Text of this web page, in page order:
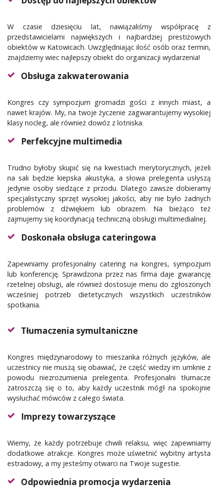
W czasie dziesięciu lat, nawiązaliśmy współpracę z
przedstawicielami największych i najbardziej prestiżowych
obiektów w Katowicach. Uwzględniając ilość osób oraz termin,
znajdziemy wiec najlepszy obiekt do organizacji wydarzenia!
Obsługa zakwaterowania
Kongres czy sympozjum gromadzi gości z innych miast, a
nawet krajów. My, na twoje życzenie zagwarantujemy wysokiej
klasy nocleg, ale również dowóz z lotniska.
Perfekcyjne multimedia
Trudno byłoby skupić się na kwestiach merytorycznych, jeżeli
na sali będzie kiepska akustyka, a słowa prelegenta usłyszą
jedynie osoby siedzące z przodu. Dlatego zawsze dobieramy
specjalistyczny sprzęt wysokiej jakości, aby nie było żadnych
problemów z dźwiękiem lub obrazem. Na bieżąco też
zajmujemy się koordynacją techniczną obsługi multimedialnej.
Doskonała obsługa cateringowa
Zapewniamy profesjonalny catering na kongres, sympozjum
lub konferencję. Sprawdzona przez nas firma daje gwarancję
rzetelnej obsługi, ale również dostosuje menu do zgłoszonych
wcześniej potrzeb dietetycznych wszystkich uczestników
spotkania.
Tłumaczenia symultaniczne
Kongres międzynarodowy to mieszanka różnych języków, ale
uczestnicy nie muszą się obawiać, że część wiedzy im umknie z
powodu niezrozumienia prelegenta. Profesjonalni tłumacze
zatroszczą się o to, aby każdy uczestnik mógł na spokojnie
wysłuchać mówców z całego świata.
Imprezy towarzyszące
Wiemy, że każdy potrzebuje chwili relaksu, więc zapewniamy
dodatkowe atrakcje. Kongres może uświetnić wybitny artysta
estradowy, a my jesteśmy otwarci na Twoje sugestie.
Odpowiednia promocja wydarzenia